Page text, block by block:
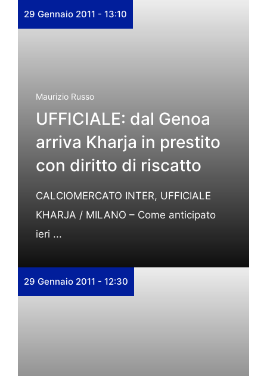
29 Gennaio 2011 - 13:10
Maurizio Russo
UFFICIALE: dal Genoa
arriva Kharja in prestito
con diritto di riscatto
CALCIOMERCATO INTER, UFFICIALE
KHARJA / MILANO – Come anticipato
ieri ...
29 Gennaio 2011 - 12:30